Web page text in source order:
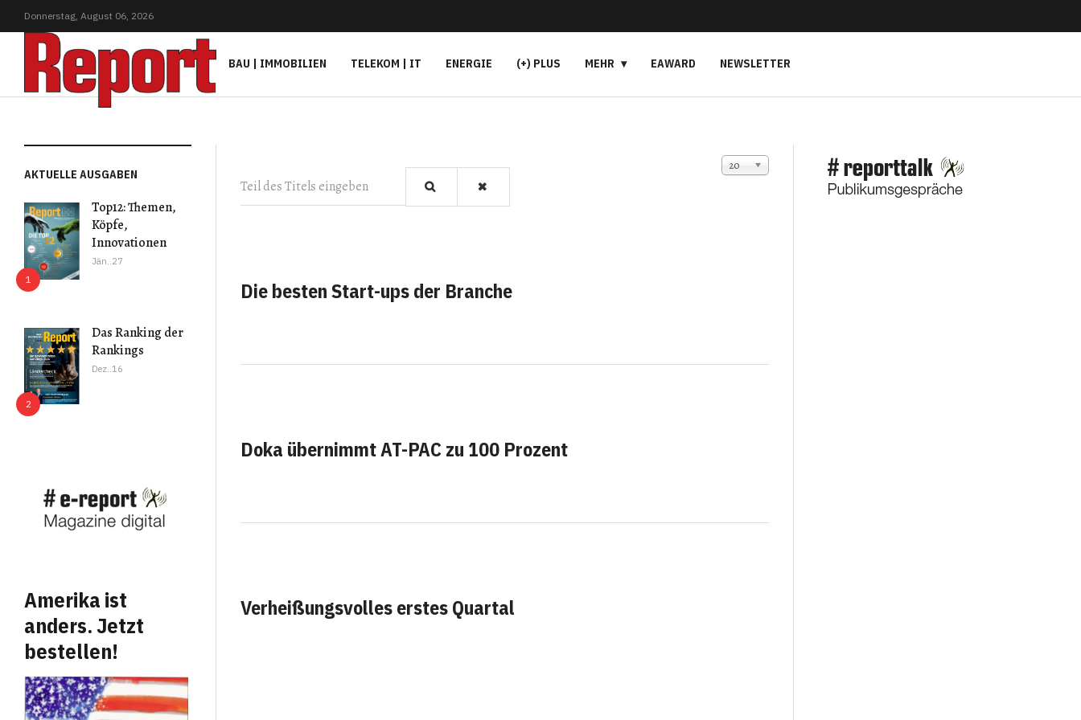
Donnerstag, August 06, 2026
BAU | IMMOBILIEN TELEKOM | IT ENERGIE (+) PLUS MEHR EAWARD NEWSLETTER
AKTUELLE AUSGABEN
Top12: Themen,
Köpfe,
Innovationen
Jän..27
Das Ranking der
Rankings
Dez..16
Amerika ist
anders. Jetzt
bestellen!
Anzeige #
20
Die besten Start-ups der Branche
Doka übernimmt AT-PAC zu 100 Prozent
Verheißungsvolles erstes Quartal